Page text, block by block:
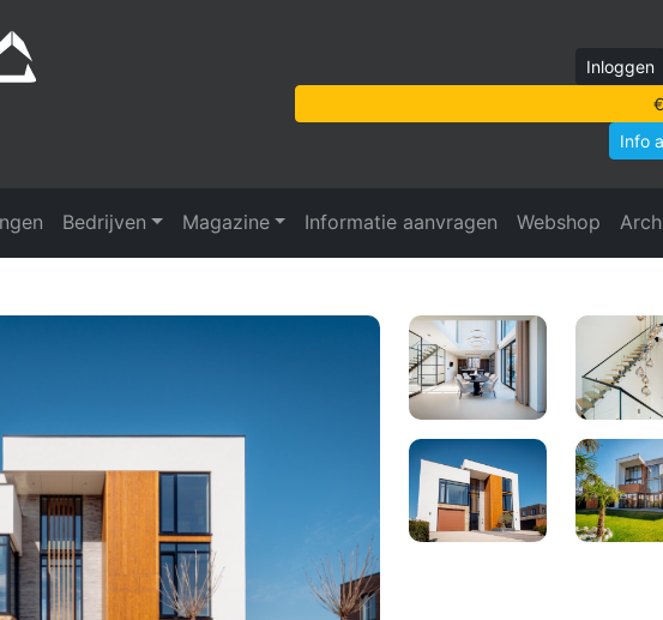
Inloggen
Info
Bedrijven Magazine Informatie aanvragen Webshop